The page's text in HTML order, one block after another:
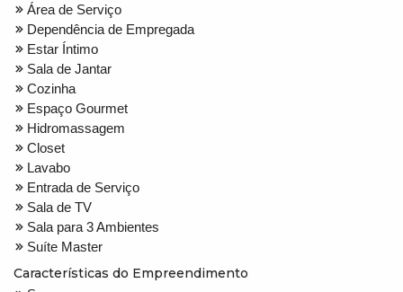
Área de Serviço
Dependência de Empregada
Estar Íntimo
Sala de Jantar
Cozinha
Espaço Gourmet
Hidromassagem
Closet
Lavabo
Entrada de Serviço
Sala de TV
Sala para 3 Ambientes
Suíte Master
Características do Empreendimento